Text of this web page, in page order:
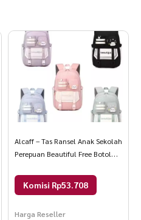
Alcaff – Tas Ransel Anak Sekolah
Perepuan Beautiful Free Botol
Komisi Rp53.708
Harga Reseller